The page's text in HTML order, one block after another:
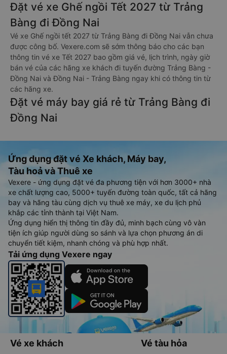
Đặt vé xe Ghế ngồi Tết 2027 từ Trảng
Bàng đi Đồng Nai
Vé xe Ghế ngồi tết 2027 từ Trảng Bàng đi Đồng Nai vẫn chưa
được công bố. Vexere.com sẽ sớm thông báo cho các bạn
thông tin vé xe Tết 2027 bao gồm giá vé, lịch trình, ngày giờ
bán vé của các hãng xe khách đi tuyến đường Trảng Bàng -
Đồng Nai và Đồng Nai - Trảng Bàng ngay khi có thông tin từ
các hãng xe.
Đặt vé máy bay giá rẻ từ Trảng Bàng đi
Đồng Nai
Ứng dụng đặt vé Xe khách, Máy bay,
Tàu hoả và Thuê xe
Vexere - ứng dụng đặt vé đa phương tiện với hơn 3000+ nhà
xe chất lượng cao, 5000+ tuyến đường toàn quốc, tất cả hãng
bay và hãng tàu cùng dịch vụ thuê xe máy, xe du lịch phủ
khắp các tỉnh thành tại Việt Nam.
Ứng dụng hiển thị thông tin đầy đủ, minh bạch cùng vô vàn
tiện ích giúp người dùng so sánh và lựa chọn phương án di
chuyển tiết kiệm, nhanh chóng và phù hợp nhất.
Tải ứng dụng Vexere ngay
Vé xe khách Vé tàu hỏa